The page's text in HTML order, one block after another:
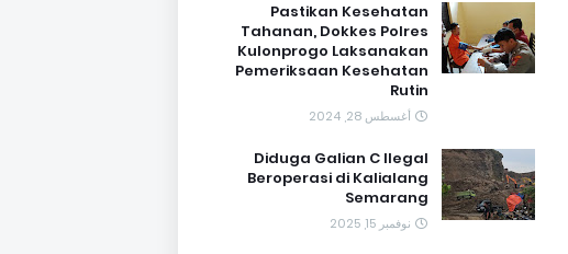
Pastikan Kesehatan
Tahanan, Dokkes Polres
Kulonprogo Laksanakan
Pemeriksaan Kesehatan
Rutin
أغسطس 28, 2024
Diduga Galian C Ilegal
Beroperasi di Kalialang
Semarang
نوفمبر 15, 2025